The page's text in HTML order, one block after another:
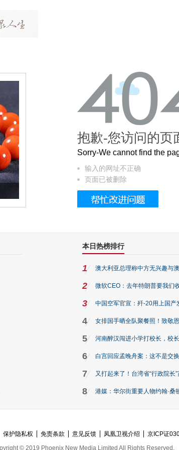
这个3.2米的长卷，还原了600岁的紫禁城
抱歉-您访问的页
Sorry-We cannot find the
输入的网址不正确
页面已被删除
本日热榜排行
1 澳大利亚总理称中方无兴趣与
2 微软CEO：去年特朗普要我们
3 中国空军官宣：歼-20用上国产
4 女排国手晒全队聚餐照！致敬
5 河南醉汉闯进小学打校长，校
6 白宫回应孟晚舟案：这不是交换
7 又打起来了！台湾省“行政院长
8 港媒：华尔街重要人物约翰·桑
保护隐私权 免责条款 意见反馈 凤凰卫视介绍 京ICP证
© 2019 Phoenix New Media Limited All Rights Reserved.